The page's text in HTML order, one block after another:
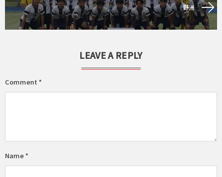
野洲
LEAVE A REPLY
Comment *
Name *